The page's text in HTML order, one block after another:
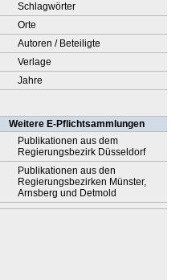
Schlagwörter
Orte
Autoren / Beteiligte
Verlage
Jahre
Weitere E-Pflichtsammlungen
Publikationen aus dem
Regierungsbezirk Düsseldorf
Publikationen aus den
Regierungsbezirken Münster,
Arnsberg und Detmold